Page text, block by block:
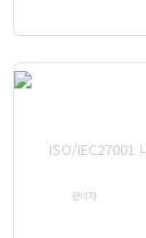
ISO/IEC27001
관리자